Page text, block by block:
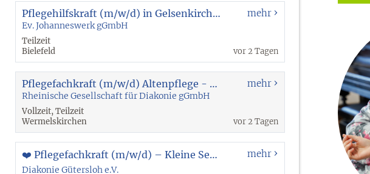
Pflegehilfskraft (m/w/d) in Gelsenkirchen-Feldmark
Ev. Johanneswerk gGmbH
Teilzeit
Bielefeld
mehr
vor 2 Tagen
Pflegefachkraft (m/w/d) Altenpflege - Wermelskirchen
Rheinische Gesellschaft für Diakonie gGmbH
Vollzeit, Teilzeit
Wermelskirchen
mehr
vor 2 Tagen
❤️ Pflegefachkraft (m/w/d) – Kleine Senioren-WG | 20 - 30 Std. | unbefristet
Diakonie Gütersloh e.V.
mehr